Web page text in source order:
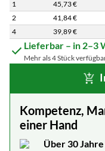
Staffelpreisliste: Preise pro
1
45 73€
2
41 84€
4
39 89€
Lieferbar – in 2–3
Mehr als 4 Stück
Kompetenz,
einer Hand
Über 30